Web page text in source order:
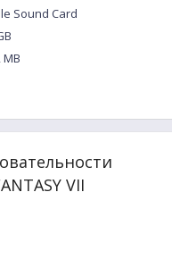
Sound Card
VII